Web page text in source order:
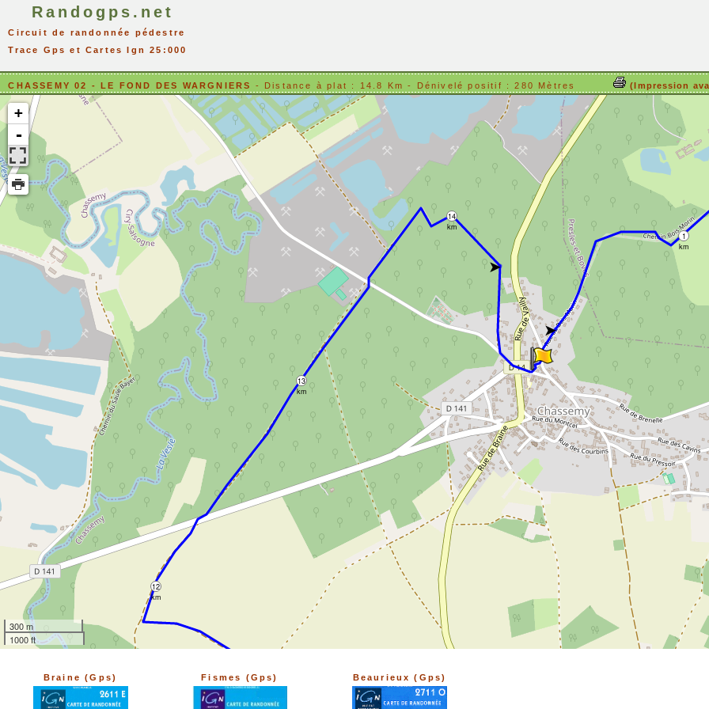
Randogps.net
Circuit de randonnée pédestre
Trace Gps et Cartes Ign 25:000
CHASSEMY 02 - LE FOND DES WARGNIERS - Distance à plat : 14.8 Km - Dénivelé positif : 280 Mètres (Impression
Braine (Gps) Fismes (Gps) Beaurieux (Gps)
➤
➤
12
km
14
km
1
km
13
km
+
-
300 m
1000 ft